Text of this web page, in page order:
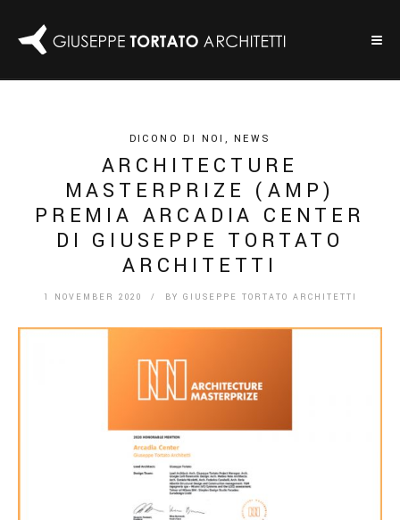
DICONO DI NOI , NEWS
ARCHITECTURE
MASTERPRIZE (AMP)
PREMIA ARCADIA CENTER
DI GIUSEPPE TORTATO
ARCHITETTI
1 NOVEMBER 2020 / BY GIUSEPPE TORTATO ARCHITETTI